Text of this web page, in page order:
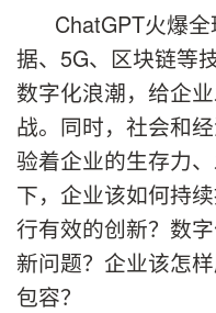
ChatGPT火爆
据、5G、区块链等
数字化浪潮，给企
战。同时，社会和
验着企业的生存力
下，企业该如何持
行有效的创新？数
新问题？企业该怎
包容？